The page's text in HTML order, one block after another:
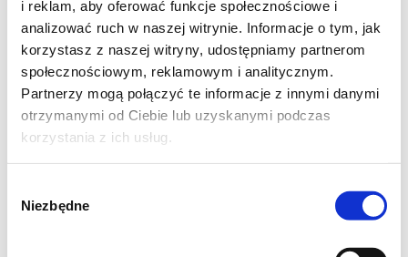
i reklam, aby oferować funkcje społecznościowe i
analizować ruch w naszej witrynie. Informacje o tym, jak
korzystasz z naszej witryny, udostępniamy partnerom
społecznościowym, reklamowym i analitycznym.
Partnerzy mogą połączyć te informacje z innymi danymi
otrzymanymi od Ciebie lub uzyskanymi podczas
korzystania z ich usług.
zgody
Niezbędne
Składniki na orkiszowe